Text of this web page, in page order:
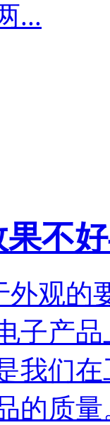
...
不
外观的
子产
我们
的质